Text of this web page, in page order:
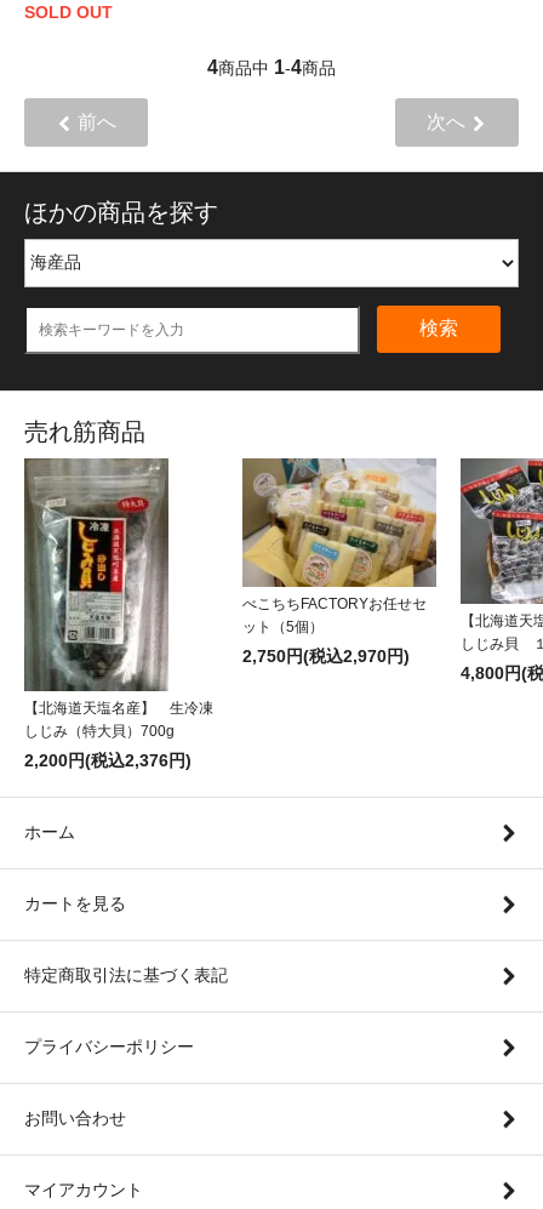
SOLD OUT
4商品中 1-4商品
前へ 次へ
ほかの商品を探す
検索
売れ筋商品
【北海道天塩名産】 生冷凍
しじみ（特大貝）700g
2,200円(税込2,376円)
べこちちFACTORYお任せセ
ット（5個）
2,750円(税込2,970円)
【北海道
しじみ貝
4,800円(
ホーム
カートを見る
特定商取引法に基づく表記
プライバシーポリシー
お問い合わせ
マイアカウント